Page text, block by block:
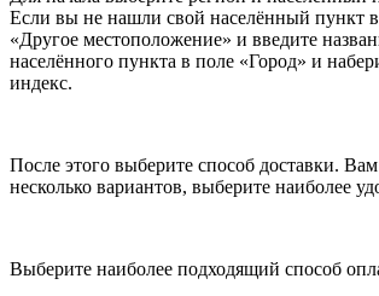
Если вы не нашли свой населённый пункт
«Другое местоположение» и введите
населённого пункта в поле «Город» и
индекс.
После этого выберите способ доставки.
несколько вариантов, выберите наиболее
Выберите наиболее подходящий способ